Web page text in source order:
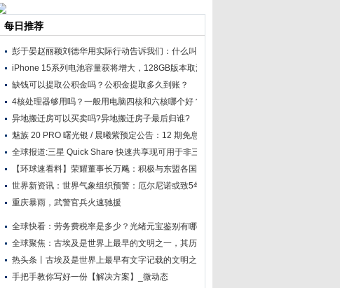
每日推荐
彭于晏赵丽颖刘德华用实际行动告诉我们：什么叫演员和戏子
iPhone 15系列电池容量获将增大，128GB版本取消|全球观速讯
缺钱可以提取公积金吗？公积金提取多久到账？
4核处理器够用吗？一般用电脑四核和六核哪个好？
异地搬迁房可以买卖吗?异地搬迁房子最后归谁?
魅族 20 PRO 曙光银 / 晨曦紫预定公告：12 期免息及蓝牙音箱相送
全球报道:三星 Quick Share 快速共享现可用于非三星 PC
【环球速看料】荣耀董事长万飚：积极与东盟各国产业伙伴合作
世界新资讯：世界气象组织预警：厄尔尼诺或致5年内出现创纪录高温
重庆暴雨，武警官兵火速驰援
全球快看：劳务费税率是多少？光绪元宝鉴别有哪些方法？
全球聚焦：古埃及是世界上最早的文明之一，其历史可以追溯到公元前3000年
热头条丨古埃及是世界上最早有文字记载的文明之一，其独特的地理位置
手把手教你写好一份【解决方案】_微动态